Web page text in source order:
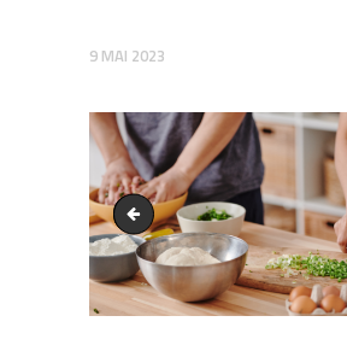
9 MAI 2023
slider2-3